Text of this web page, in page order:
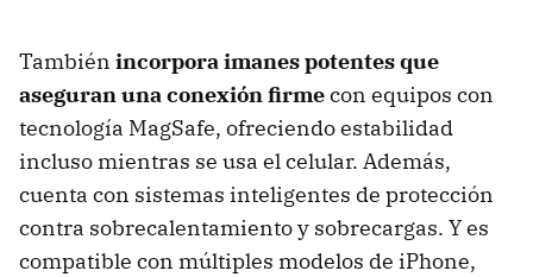
También incorpora imanes potentes que
aseguran una conexión firmecon equipos con
tecnología MagSafe, ofreciendo estabilidad
incluso mientras se usa el celular. Además,
cuenta con sistemas inteligentes de protección
contra sobrecalentamiento y sobrecargas. Y es
compatible con múltiples modelos de iPhone,